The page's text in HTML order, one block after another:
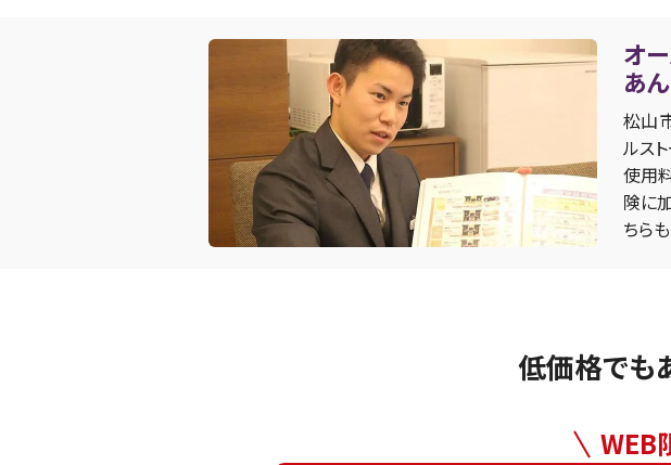
オ
あ
松山
ルス
使用
険に
ちら
低価格でも
WEB